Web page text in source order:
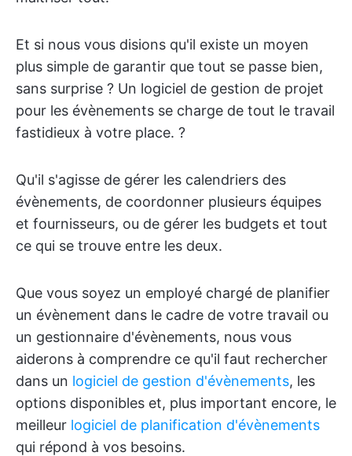
Et si nous vous disions qu'il existe un moyen
plus simple de garantir que tout se passe bien,
sans surprise ? Un logiciel de gestion de projet
pour les évènements se charge de tout le travail
fastidieux à votre place. ?️
Qu'il s'agisse de gérer les calendriers des
évènements, de coordonner plusieurs équipes
et fournisseurs, ou de gérer les budgets et tout
ce qui se trouve entre les deux.
Que vous soyez un employé chargé de planifier
un évènement dans le cadre de votre travail ou
un gestionnaire d'évènements, nous vous
aiderons à comprendre ce qu'il faut rechercher
dans un logiciel de gestion d'évènements, les
options disponibles et, plus important encore, le
meilleur logiciel de planification d'évènements
qui répond à vos besoins.